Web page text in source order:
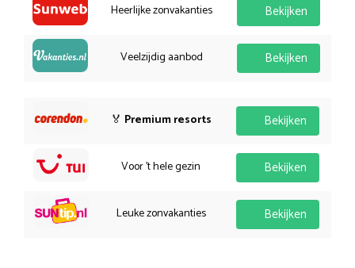
Heerlijke zonvakanties Bekijken
Veelzijdig aanbod Bekijken
🏅 Premium resorts Bekijken
Voor 't hele gezin Bekijken
Leuke zonvakanties Bekijken